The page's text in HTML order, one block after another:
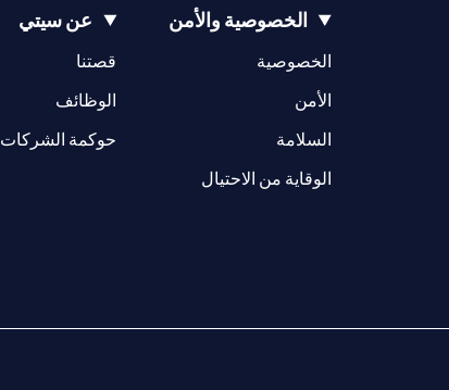
الخصوصية والأمن
الخصوصية
الأمن
السلامة
الوقاية من الاحتيال
عن سيتي
قصتنا
(opens in a new tab)
الوظائف
(opens in a new tab)
حوكمة الشركات
(opens in a new tab)